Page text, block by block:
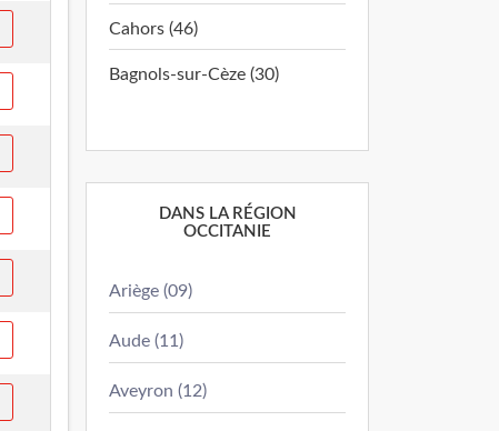
Cahors (46)
Bagnols-sur-Cèze (30)
DANS LA RÉGION
OCCITANIE
Ariège (09)
Aude (11)
Aveyron (12)